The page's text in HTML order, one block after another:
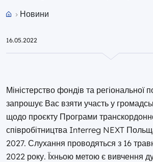
Новини
16.05.2022
Міністерство фондів та регіональної
запрошує Вас взяти участь у
щодо проєкту Програми
співробітництва Interreg NEXT
2027. Слухання проводяться з 16
2022 року. Їхньою метою є вивчення